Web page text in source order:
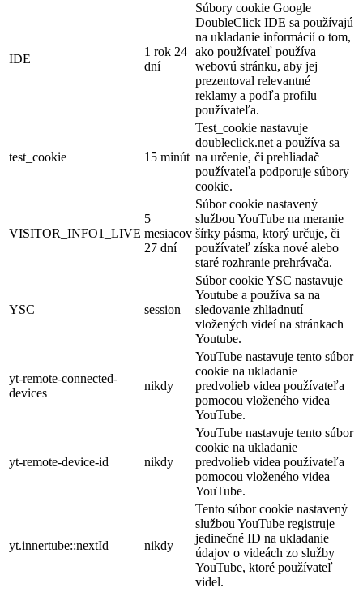
IDE
1 rok 24
dní
Súbory cookie Google
DoubleClick IDE sa používajú
na ukladanie informácií o tom,
ako používateľ používa
webovú stránku, aby jej
prezentoval relevantné
reklamy a podľa profilu
používateľa.
test_cookie 15 minút
Test_cookie nastavuje
doubleclick.net a používa sa
na určenie, či prehliadač
používateľa podporuje súbory
cookie.
VISITOR_INFO1_LIVE
5
mesiacov
27 dní
Súbor cookie nastavený
službou YouTube na meranie
šírky pásma, ktorý určuje, či
používateľ získa nové alebo
staré rozhranie prehrávača.
YSC session
Súbor cookie YSC nastavuje
Youtube a používa sa na
sledovanie zhliadnutí
vložených videí na stránkach
Youtube.
yt-remote-connected-
devices
nikdy
YouTube nastavuje tento súbor
cookie na ukladanie
predvolieb videa používateľa
pomocou vloženého videa
YouTube.
yt-remote-device-id nikdy
YouTube nastavuje tento súbor
cookie na ukladanie
predvolieb videa používateľa
pomocou vloženého videa
YouTube.
yt.innertube::nextId nikdy
Tento súbor cookie nastavený
službou YouTube registruje
jedinečné ID na ukladanie
údajov o videách zo služby
YouTube, ktoré používateľ
videl.